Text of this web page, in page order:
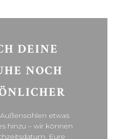
DEINE
NOCH
etwas
hinzu – wir können
Eure